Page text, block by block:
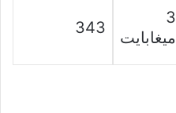
3
ميغابايت
343